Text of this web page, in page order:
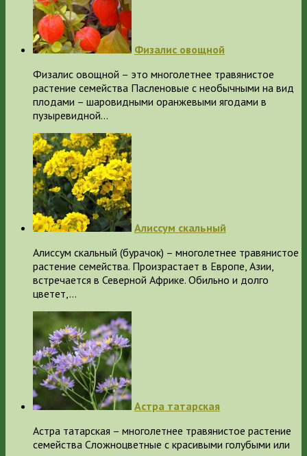
Физалис овощной
Физалис овощной – это многолетнее травянистое
растение семейства Пасленовые с необычными на вид
плодами – шаровидными оранжевыми ягодами в
пузыревидной…
Алиссум скальный
Алиссум скальный (бурачок) – многолетнее травянистое
растение семейства. Произрастает в Европе, Азии,
встречается в Северной Африке. Обильно и долго
цветет,…
Астра татарская
Астра татарская – многолетнее травянистое растение
семейства Сложноцветные с красивыми голубыми или